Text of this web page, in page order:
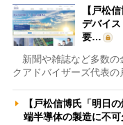
【戸松
デバイ
要…
新聞や雑誌など多数の
クアドバイザーズ代表の
【戸松信博氏「明日
端半導体の製造に不